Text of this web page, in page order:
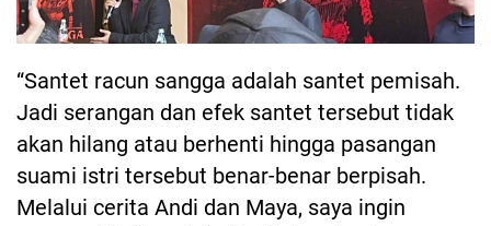
“Santet racun sangga adalah santet pemisah.
Jadi serangan dan efek santet tersebut tidak
akan hilang atau berhenti hingga pasangan
suami istri tersebut benar-benar berpisah.
Melalui cerita Andi dan Maya, saya ingin